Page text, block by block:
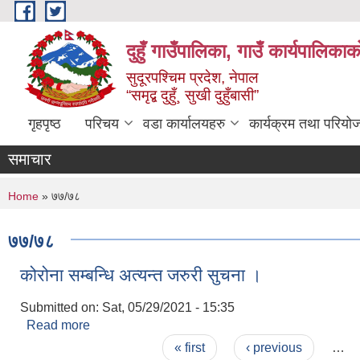
Skip to main content
दुहुँ गाउँपालिका, गाउँ
सुदूरपश्चिम प्रदेश, नेपाल
“समृद्ब दुहुँ¸ सुखी दुहुँबासी”
गृहपृष्ठ परिचय वडा कार्यालयहरु कार्यक्रम तथा
समाचार
You are here
Home » ७७/७८
७७/७८
कोरोना सम्बन्धि अत्यन्त जरुरी सुचना ।
Submitted on: Sat, 05/29/2021 - 15:35
Read more
« first ‹ previous …